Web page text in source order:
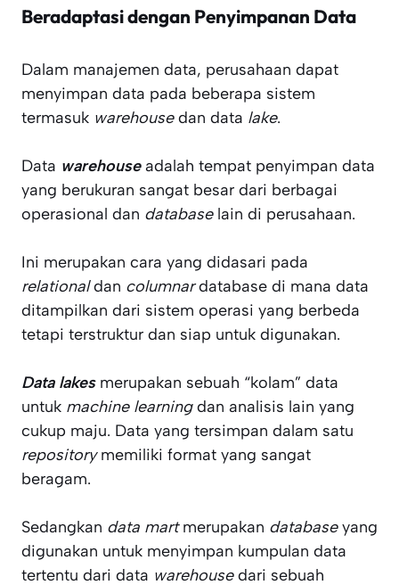
Beradaptasi dengan Penyimpanan Data
Dalam manajemen data, perusahaan dapat
menyimpan data pada beberapa sistem
termasuk warehousedan data lake.
Data warehouseadalah tempat penyimpan data
yang berukuran sangat besar dari berbagai
operasional dan databaselain di perusahaan.
Ini merupakan cara yang didasari pada
relationaldan columnardatabase di mana data
ditampilkan dari sistem operasi yang berbeda
tetapi terstruktur dan siap untuk digunakan.
Data lakes merupakan sebuah “kolam” data
untuk machine learningdan analisis lain yang
cukup maju. Data yang tersimpan dalam satu
repositorymemiliki format yang sangat
beragam.
Sedangkan data martmerupakan databaseyang
digunakan untuk menyimpan kumpulan data
tertentu dari data warehousedari sebuah